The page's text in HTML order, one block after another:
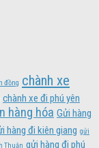
đồng chành xe
chành xe đi phú yên
hàng hóa Gửi hàng
hàng đi kiên giang gửi
Thuận gửi hàng đi phú